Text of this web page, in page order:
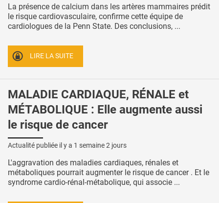
La présence de calcium dans les artères mammaires prédit
le risque cardiovasculaire, confirme cette équipe de
cardiologues de la Penn State. Des conclusions, ...
LIRE LA SUITE
MALADIE CARDIAQUE, RÉNALE et
MÉTABOLIQUE : Elle augmente aussi
le risque de cancer
Actualité publiée il y a 1 semaine 2 jours
L'aggravation des maladies cardiaques, rénales et
métaboliques pourrait augmenter le risque de cancer . Et le
syndrome cardio-rénal-métabolique, qui associe ...